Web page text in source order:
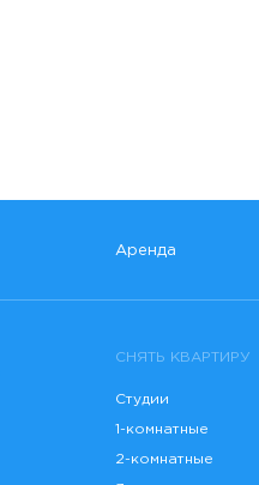
Аренда
СНЯТЬ КВАРТИРУ
Студии
1-комнатные
2-комнатные